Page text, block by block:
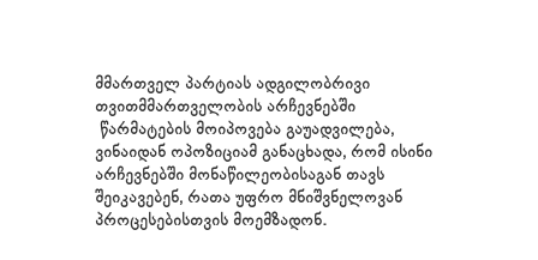
მმართველ პარტიას ადგილობრივი
თვითმმართველობის არჩევნებში
წარმატების მოიპოვება გაუადვილება,
ვინაიდან ოპოზიციამ განაცხადა, რომ ისინი
არჩევნებში მონაწილეობისაგან თავს
შეიკავებენ, რათა უფრო მნიშვნელოვან
პროცესებისთვის მოემზადონ.